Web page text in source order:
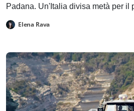
Padana. Un'Italia divisa metà per il
Elena Rava